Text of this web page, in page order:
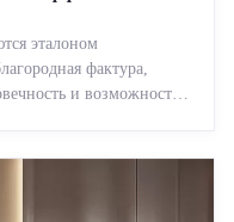
эталоном
фактура,
и возможность